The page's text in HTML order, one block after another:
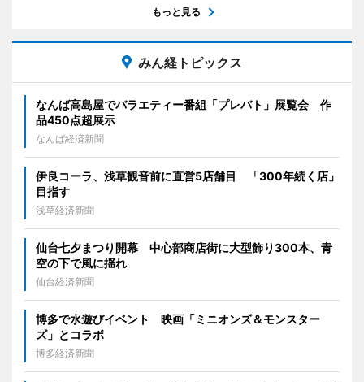
もっと見る
みん経トピックス
なんば高島屋でバラエティー番組「プレバト」展覧会 作
品450点超展示
なんば経済新聞
伊良コーラ、浅草観音前に直営5店舗目 「300年続く店」
目指す
浅草経済新聞
仙台七夕まつり開幕 中心部商店街に大型飾り300本、青
空の下で風に揺れ
仙台経済新聞
博多で水遊びイベント 映画「ミニオンズ＆モンスター
ズ」とコラボ
博多経済新聞